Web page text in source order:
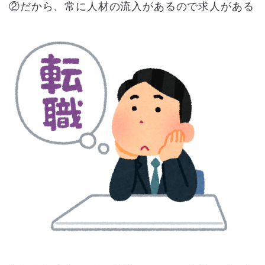
②だから、常に人材の流入があるので求人がある